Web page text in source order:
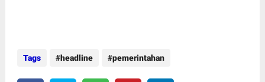
Tags headline pemerintahan